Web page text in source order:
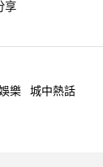
享
樂 城中熱話